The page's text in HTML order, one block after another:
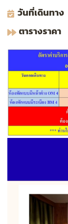
วันที่เดินทาง
ตารางราคา